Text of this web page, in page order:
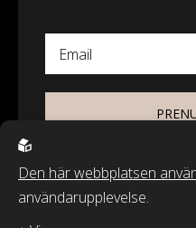
Email
Den här webbplatsen
användarupplevelse.